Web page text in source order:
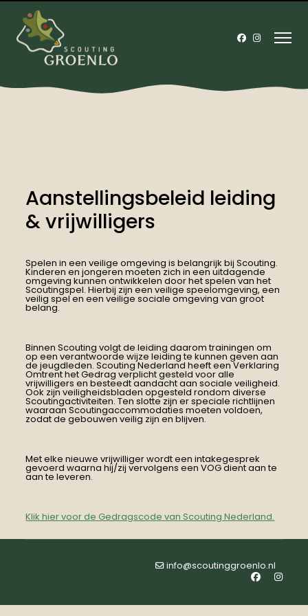
Aanstellingsbeleid leiding
& vrijwilligers
Spelen in een veilige omgeving is belangrijk bij Scouting.
Kinderen en jongeren moeten zich in een uitdagende
omgeving kunnen ontwikkelen door het spelen van het
Scoutingspel. Hierbij zijn een veilige speelomgeving, een
veilig spel en een veilige sociale omgeving van groot
belang.
Binnen Scouting volgt de leiding daarom trainingen om
op een verantwoorde wijze leiding te kunnen geven aan
de jeugdleden. Scouting Nederland heeft een Verklaring
Omtrent het Gedrag verplicht gesteld voor alle
vrijwilligers en besteedt aandacht aan sociale veiligheid.
Ook zijn veiligheidsbladen opgesteld rondom diverse
Scoutingactiviteiten. Ten slotte zijn er speciale richtlijnen
waaraan Scoutingaccommodaties moeten voldoen,
zodat de gebouwen veilig zijn en blijven.
Met elke nieuwe vrijwilliger wordt een intakegesprek
gevoerd waarna hij/zij vervolgens een VOG dient aan te
aan te leveren.
Klik hier voor de Gedragscode van Scouting Nederland.
info@scoutinggroenlo.nl